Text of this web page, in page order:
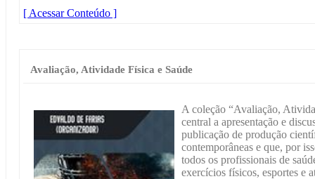
[ Acessar Conteúdo ]
Avaliação, Atividade Física e Saúde
A coleção “Avaliação,
central a apresentação e
publicação de produção
contemporâneas e que, por
todos os profissionais de
exercícios físicos, esportes e